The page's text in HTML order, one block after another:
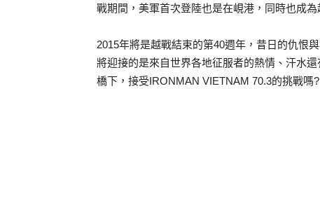
戰期間，美軍首次登陸也是在峴港，同時也成
2015年將是越戰結束的第40週年，昔日的仇恨
將迎接的是來自世界各地征服者的熱情、汗水
橋下，接受IRONMAN VIETNAM 70.3的挑戰嗎?